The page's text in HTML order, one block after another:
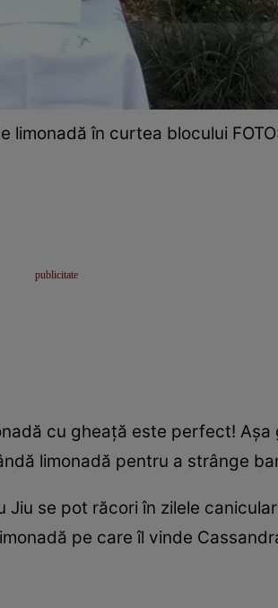
limonadă în curtea blocului
cu gheață este perfect! Așa
limonadă pentru a strânge
se pot răcori în zilele
pe care îl vinde